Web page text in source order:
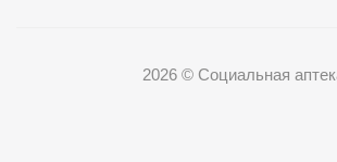
2026 © Социальная